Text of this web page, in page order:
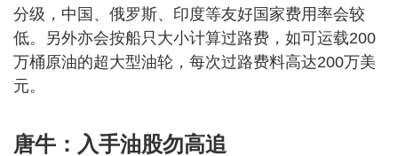
分级，中国、俄罗斯、印度等友好国家费用率会较
低。另外亦会按船只大小计算过路费，如可运载200
万桶原油的超大型油轮，每次过路费料高达200万美
元。
唐牛：入手油股勿高追